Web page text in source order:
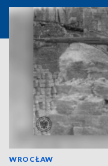
WROCŁAW